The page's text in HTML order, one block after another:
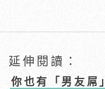
延伸閱讀：
你也有「男友屌